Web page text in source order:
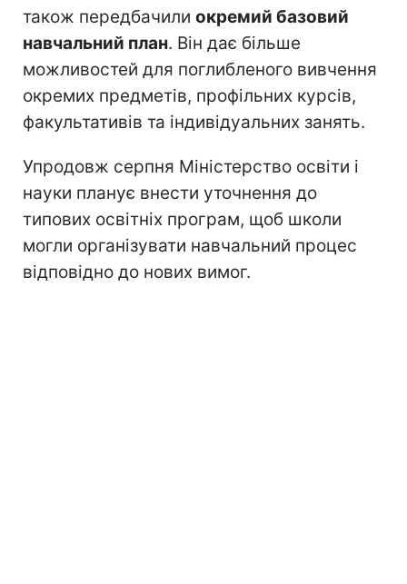
також передбачили окремий базовий
навчальний план. Він дає більше
можливостей для поглибленого вивчення
окремих предметів, профільних курсів,
факультативів та індивідуальних занять.
Упродовж серпня Міністерство освіти і
науки планує внести уточнення до
типових освітніх програм, щоб школи
могли організувати навчальний процес
відповідно до нових вимог.